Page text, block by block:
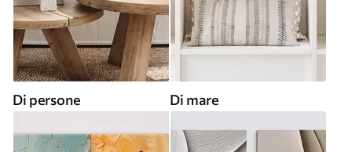
Di persone Di mare